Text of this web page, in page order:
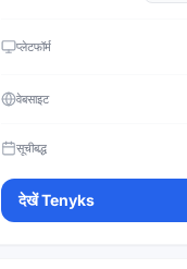
प्लेटफॉर्म
वेबसाइट
सूचीबद्ध
देखेंTenyks